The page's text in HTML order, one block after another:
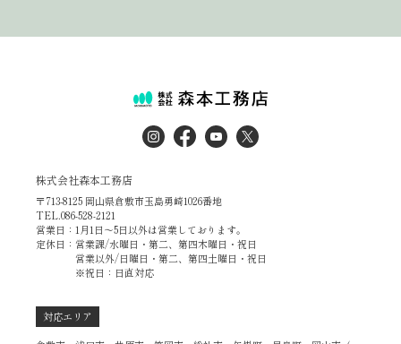
株式会社森本工務店
〒713-8125 岡山県倉敷市玉島勇崎1026番地
TEL.086-528-2121
営業日：1月1日～5日以外は営業しております。
定休日：営業課/水曜日・第二、第四木曜日・祝日
営業以外/日曜日・第二、第四土曜日・祝日
※祝日：日直対応
対応エリア